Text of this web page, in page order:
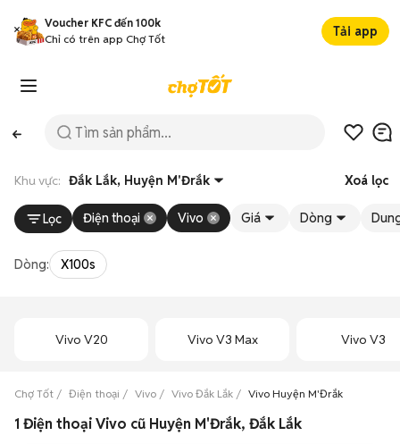
Voucher KFC đến 100k
Chỉ có trên app Chợ Tốt
Tải app
Khu vực: Đắk Lắk, Huyện M'Đrắk Xoá lọc
Lọc Điện thoại Vivo Giá Dòng
Dòng: X100s
Vivo V20 Vivo V3 Max Vivo V3
Chợ Tốt Điện thoại Vivo Vivo Đắk Lắk Vivo Huyện M'Đrắk
1 Điện thoại Vivo cũ Huyện M'Đrắk, Đắk Lắk